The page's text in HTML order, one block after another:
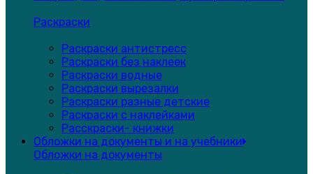
Раскраски
Раскраски антистресс
Раскраски без наклеек
Раскраски водные
Раскраски вырезалки
Раскраски разные детские
Раскраски с наклейками
Расскраски- книжки
Обложки на документы и на учебники
Обложки на документы